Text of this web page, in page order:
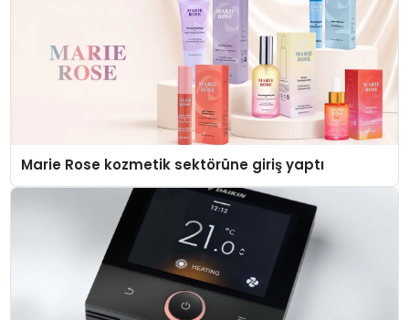
Marie Rose kozmetik sektörüne giriş yaptı